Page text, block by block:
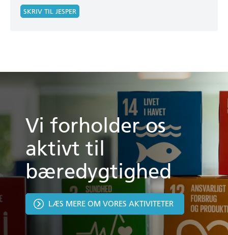
SKRIV TIL JESPER
Vi forholder os
aktivt til
bæredygtighed
LÆS MERE OM VORES AKTIVITETER